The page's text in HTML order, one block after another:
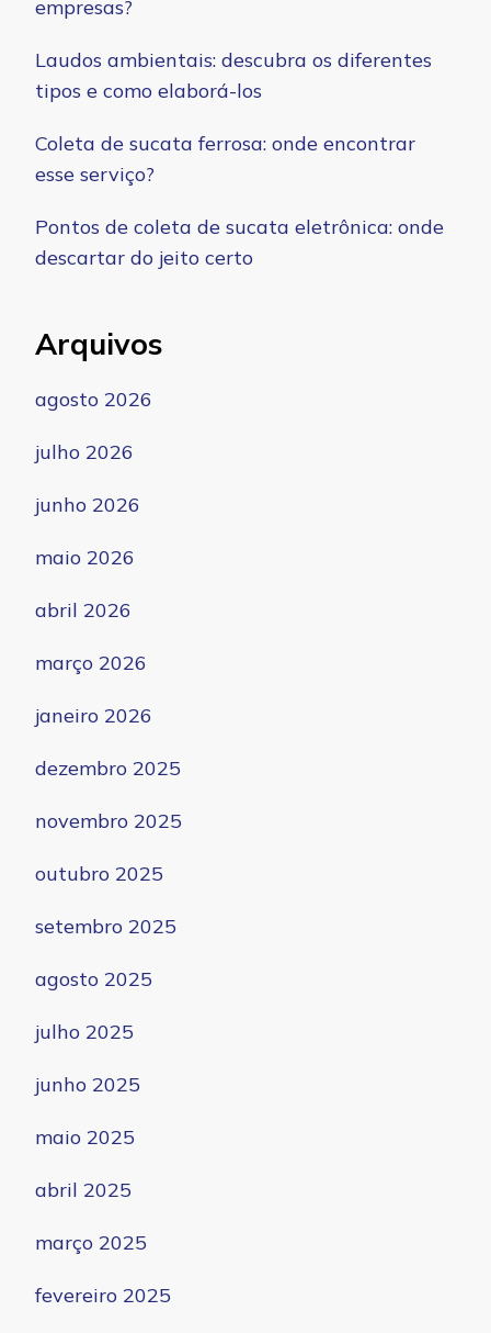
empresas?
Laudos ambientais: descubra os diferentes
tipos e como elaborá-los
Coleta de sucata ferrosa: onde encontrar
esse serviço?
Pontos de coleta de sucata eletrônica: onde
descartar do jeito certo
Arquivos
agosto 2026
julho 2026
junho 2026
maio 2026
abril 2026
março 2026
janeiro 2026
dezembro 2025
novembro 2025
outubro 2025
setembro 2025
agosto 2025
julho 2025
junho 2025
maio 2025
abril 2025
março 2025
fevereiro 2025